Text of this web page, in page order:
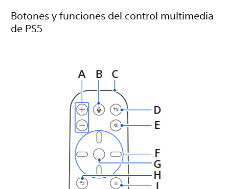
Botones y funciones del control multimedia
de PS5